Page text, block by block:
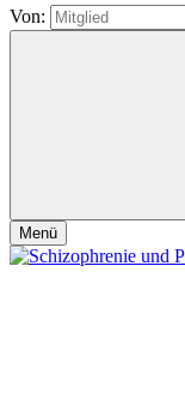
Von:
Menü